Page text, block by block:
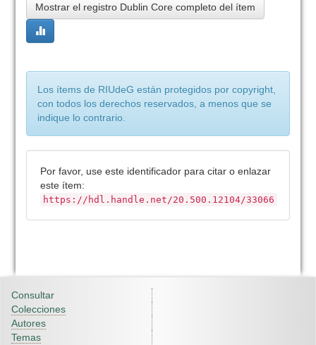
Mostrar el registro Dublin Core completo del ítem
Los ítems de RIUdeG están protegidos por copyright,
con todos los derechos reservados, a menos que se
indique lo contrario.
Por favor, use este identificador para citar o enlazar
este ítem:
https://hdl.handle.net/20.500.12104/33066
Consultar
Colecciones
Autores
Temas